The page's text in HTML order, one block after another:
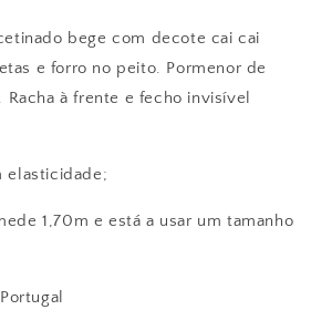
bege com decote cai cai
e forro no peito. Pormenor de
à frente e fecho invisível
e está a usar um tamanho
Portugal